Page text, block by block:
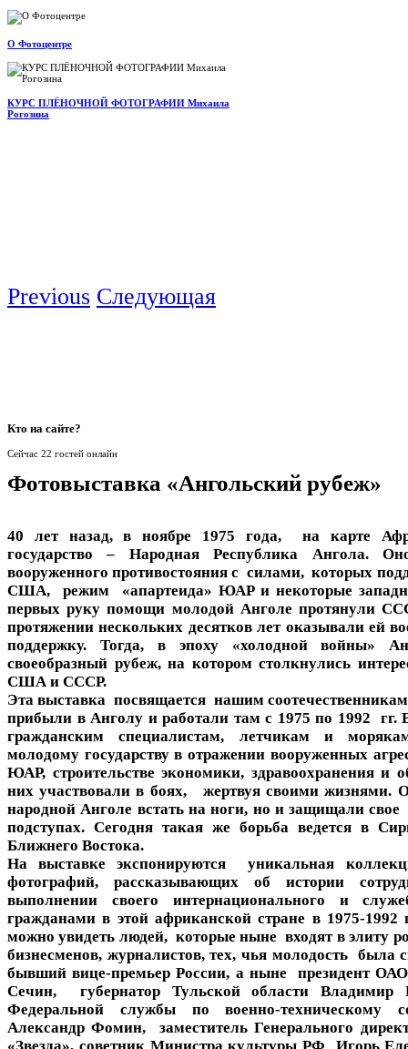
О Фотоцентре
КУРС ПЛЁНОЧНОЙ ФОТОГРАФИИ Михаила
Рогозина
Previous Следующая
Кто на сайте?
Сейчас 22 гостей онлайн
Фотовыставка «Ангольский рубеж»
40 лет назад, в ноябре 1975 года, на карте
государство – Народная Республика Ангола.
вооруженного противостояния с силами, которых
США, режим «апартеида» ЮАР и некоторые
первых руку помощи молодой Анголе протянули
протяжении нескольких десятков лет оказывали ей
поддержку. Тогда, в эпоху «холодной войны»
своеобразный рубеж, на котором столкнулись
США и СССР.
Эта выставка посвящается нашим
прибыли в Анголу и работали там с 1975 по 1992
гражданским специалистам, летчикам и
молодому государству в отражении вооруженных
ЮАР, строительстве экономики, здравоохранения и
них участвовали в боях, жертвуя своими жизнями.
народной Анголе встать на ноги, но и защищали
подступах. Сегодня такая же борьба ведется в
Ближнего Востока.
На выставке экспонируются уникальная
фотографий, рассказывающих об истории
выполнении своего интернационального и
гражданами в этой африканской стране в 1975-
можно увидеть людей, которые ныне входят в элиту
бизнесменов, журналистов, тех, чья молодость была
бывший вице-премьер России, а ныне президент
Сечин, губернатор Тульской области Владимир
Федеральной службы по военно-техническому
Александр Фомин, заместитель Генерального